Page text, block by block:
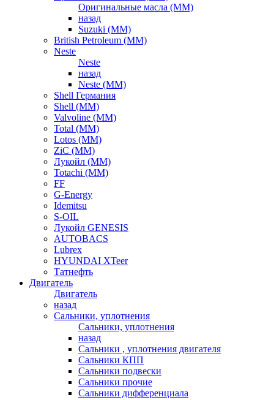
Оригинальные масла (ММ)
назад
Suzuki (ММ)
British Petroleum (ММ)
Neste
Neste
назад
Neste (ММ)
Shell Германия
Shell (ММ)
Valvoline (ММ)
Total (ММ)
Lotos (ММ)
ZiC (ММ)
Лукойл (ММ)
Totachi (MM)
FF
G-Energy
Idemitsu
S-OIL
Лукойл GENESIS
AUTOBACS
Lubrex
HYUNDAI XTeer
Татнефть
Двигатель
Двигатель
назад
Сальники, уплотнения
Сальники, уплотнения
назад
Сальники , уплотнения двигателя
Сальники КПП
Сальники подвески
Сальники прочие
Сальники дифференциала